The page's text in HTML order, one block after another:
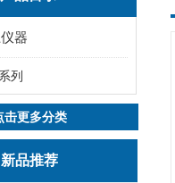
器
列
击更多分类
新品推荐